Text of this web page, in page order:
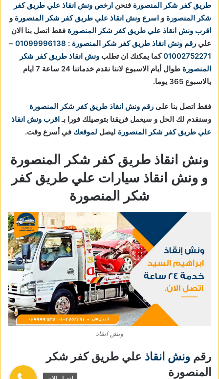
طريق كفر شكر المنصورة فنحن ارخص ونش انقاذ علي طريق كفر
شكر المنصورة و اسرع ونش انقاذ علي طريق كفر شكر المنصورة و
اقرب ونش انقاذ علي طريق كفر شكر المنصورة فقط اتصل بنا الان
علي رقم ونش انقاذ طريق كفر شكر المنصورة :
01099996138
–
01002752271كما يمكنك ان تطلب ونش انقاذ طريق كفر شكر
المنصورة
طوال أيام الاسبوع لاننا نقدم خدماتنا 24 ساعة 7 ايام
بالاسبوع 365 يوما.
فقط اتصل بنا على رقم ونش انقاذ طريق كفر شكر المنصورة
وسنقدم لك الحل و سيعمل فريقنا بتوصيلك فورا بـ اقرب ونش انقاذ
علي طريق كفر شكر المنصورة ليصل لموقعك في أسرع وقت.
ونش انقاذ طريق كفر شكر المنصورة
و ونش انقاذ سيارات علي طريق كفر
شكر المنصورة
ونش انقاذ
رقم ونش انقاذ علي طريق كفر شكر
المنصورة